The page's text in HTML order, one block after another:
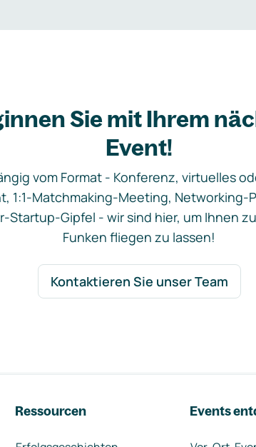
Sie mit Ihrem
Event!
vom Format - Konferenz, virtuelles
1:1-Matchmaking-Meeting, Networking-
Startup-Gipfel - wir sind hier, um Ihnen
Funken fliegen zu lassen!
Kontaktieren Sie unser Team
Ressourcen Events